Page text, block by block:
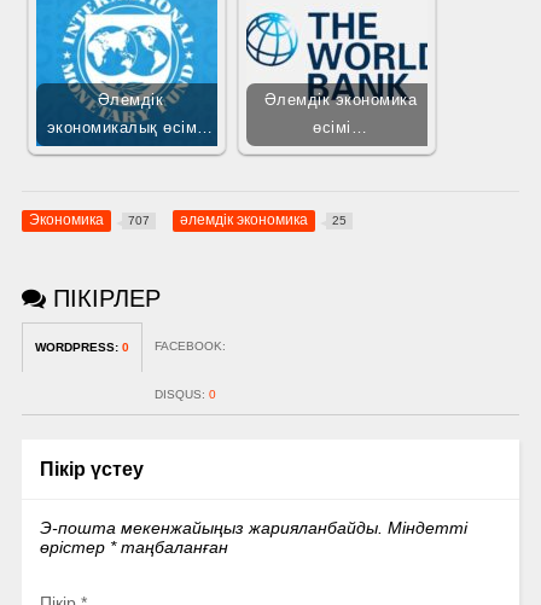
Әлемдік
экономикалық өсім…
Әлемдік экономика
өсімі…
Экономика 707 әлемдік экономика 25
ПІКІРЛЕР
WORDPRESS: 0 FACEBOOK:
DISQUS: 0
Пікір үстеу
Э-пошта мекенжайыңыз жарияланбайды. Міндетті
өрістер *таңбаланған